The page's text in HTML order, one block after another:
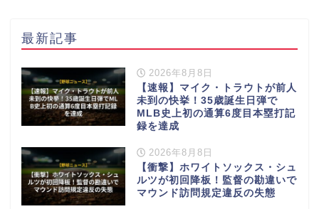
最新記事
2026年8月8日
【速報】マイク・トラウトが前人
未到の快挙！35歳誕生日弾で
MLB史上初の通算6度目本塁打記
録を達成
2026年8月8日
【衝撃】ホワイトソックス・シュ
ルツが初回降板！監督の勘違いで
マウンド訪問規定違反の失態